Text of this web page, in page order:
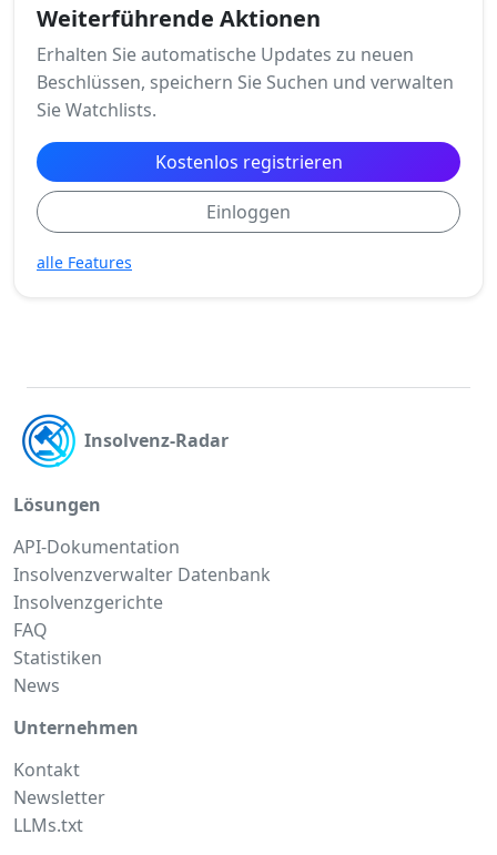
Weiterführende Aktionen
Erhalten Sie automatische Updates zu neuen
Beschlüssen, speichern Sie Suchen und verwalten
Sie Watchlists.
Kostenlos registrieren
Einloggen
alle Features
Insolvenz-Radar
Lösungen
API-Dokumentation
Insolvenzverwalter Datenbank
Insolvenzgerichte
FAQ
Statistiken
News
Unternehmen
Kontakt
Newsletter
LLMs.txt